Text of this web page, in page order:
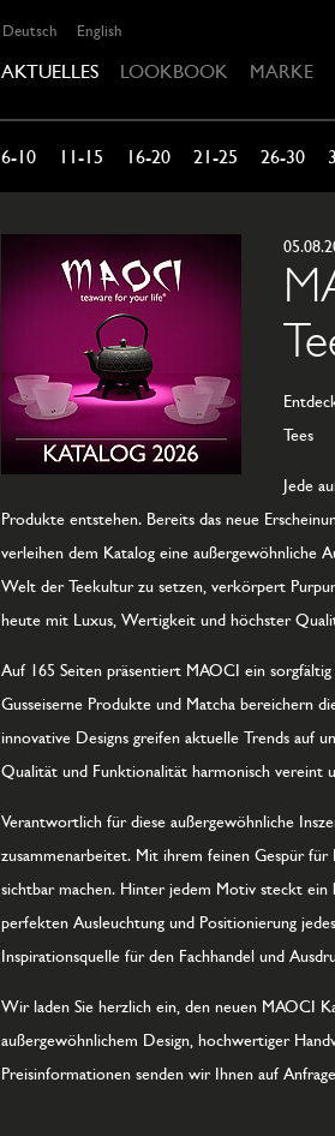
AKTUELLES LOOKBOOK MARKE
6-10 11-15 16-20 21-25 26-30
Tees
Jede
Produkte entstehen. Bereits das neue
verleihen dem Katalog eine außergewöhnliche
Welt der Teekultur zu setzen, verkörpert
heute mit Luxus, Wertigkeit und höchster
Auf 165 Seiten präsentiert MAOCI ein sorgfältig
Gusseiserne Produkte und Matcha bereichern
innovative Designs greifen aktuelle Trends auf
Qualität und Funktionalität harmonisch vereint
Verantwortlich für diese außergewöhnliche
zusammenarbeitet. Mit ihrem feinen Gespür
sichtbar machen. Hinter jedem Motiv steckt ein
perfekten Ausleuchtung und Positionierung
Inspirationsquelle für den Fachhandel und
Wir laden Sie herzlich ein, den neuen MAOCI
außergewöhnlichem Design, hochwertiger
Preisinformationen senden wir Ihnen auf
Deutsch English